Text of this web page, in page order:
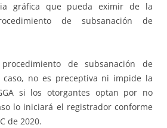
gráfica que pueda eximir de la
de subsanación de
de subsanación de
caso, no es preceptiva ni impide la
si los otorgantes optan por no
lo iniciará el registrador conforme
de 2020.